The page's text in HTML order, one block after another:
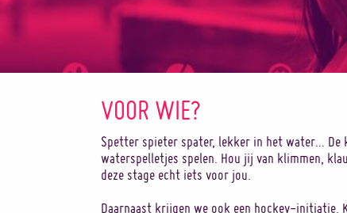
VOOR WIE?
Spetter spieter spater, lekker in het water… De
waterspelletjes spelen. Hou jij van klimmen,
deze stage echt iets voor jou.
Daarnaast krijgen we ook een hockey-initiatie.